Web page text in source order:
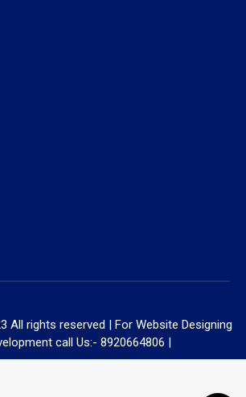
All rights reserved | For Website Designing
call Us:- 8920664806 |